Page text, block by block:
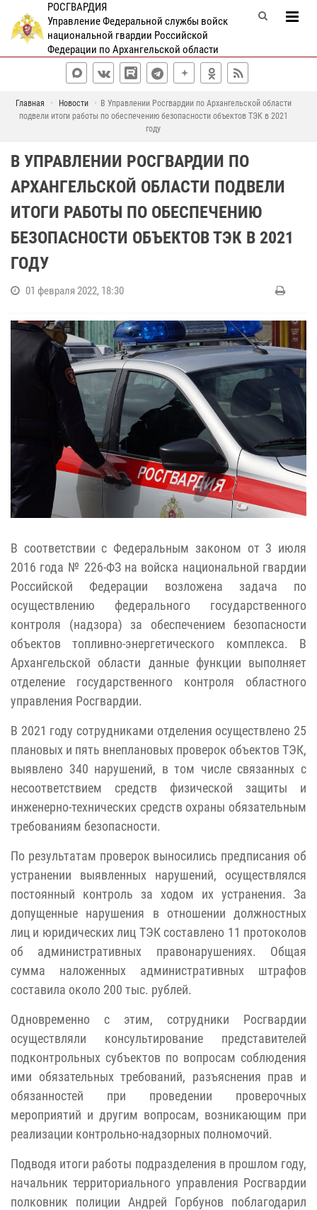
РОСГВАРДИЯ
Управление Федеральной службы войск
национальной гвардии Российской
Федерации по Архангельской области
Главная Новости
В Управлении Росгвардии по Архангельской области
подвели итоги работы по обеспечению безопасности объектов ТЭК в 2021
году
В УПРАВЛЕНИИ РОСГВАРДИИ ПО
АРХАНГЕЛЬСКОЙ ОБЛАСТИ ПОДВЕЛИ
ИТОГИ РАБОТЫ ПО ОБЕСПЕЧЕНИЮ
БЕЗОПАСНОСТИ ОБЪЕКТОВ ТЭК В 2021
ГОДУ
01 февраля 2022, 18:30
В соответствии с Федеральным законом от 3 июля
2016 года № 226-ФЗ на войска национальной гвардии
Российской Федерации возложена задача по
осуществлению федерального государственного
контроля (надзора) за обеспечением безопасности
объектов топливно-энергетического комплекса. В
Архангельской области данные функции выполняет
отделение государственного контроля областного
управления Росгвардии.
В 2021 году сотрудниками отделения осуществлено 25
плановых и пять внеплановых проверок объектов ТЭК,
выявлено 340 нарушений, в том числе связанных с
несоответствием средств физической защиты и
инженерно-технических средств охраны обязательным
требованиям безопасности.
По результатам проверок выносились предписания об
устранении выявленных нарушений, осуществлялся
постоянный контроль за ходом их устранения. За
допущенные нарушения в отношении должностных
лиц и юридических лиц ТЭК составлено 11 протоколов
об административных правонарушениях. Общая
сумма наложенных административных штрафов
составила около 200 тыс. рублей.
Одновременно с этим, сотрудники Росгвардии
осуществляли консультирование представителей
подконтрольных субъектов по вопросам соблюдения
ими обязательных требований, разъяснения прав и
обязанностей при проведении проверочных
мероприятий и другим вопросам, возникающим при
реализации контрольно-надзорных полномочий.
Подводя итоги работы подразделения в прошлом году,
начальник территориального управления Росгвардии
полковник полиции Андрей Горбунов поблагодарил